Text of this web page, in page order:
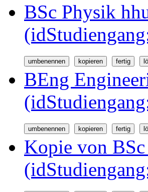
BSc Physik
BEng
Kopie von